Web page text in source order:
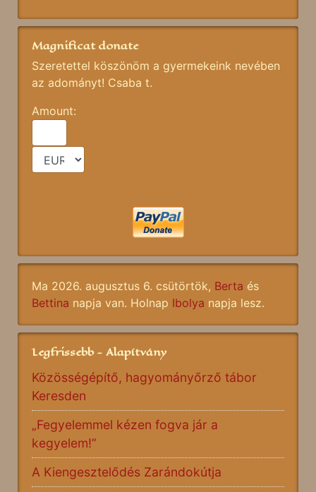
Magnificat donate
Szeretettel köszönöm a gyermekeink nevében
az adományt! Csaba t.
Amount:
Ma 2026. augusztus 6. csütörtök, Berta és
Bettina napja van. Holnap Ibolya napja lesz.
Legfrissebb - Alapítvány
Közösségépítő, hagyományőrző tábor
Keresden
„Fegyelemmel kézen fogva jár a
kegyelem!”
A Kiengesztelődés Zarándokútja